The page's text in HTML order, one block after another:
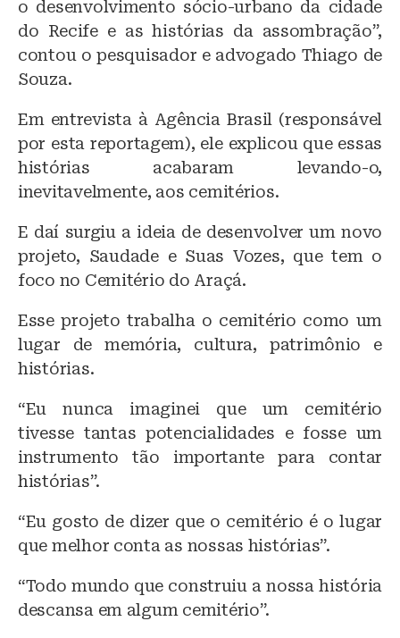
o desenvolvimento sócio-urbano da cidade
do Recife e as histórias da assombração”,
contou o pesquisador e advogado Thiago de
Souza.
Em entrevista à Agência Brasil (responsável
por esta reportagem), ele explicou que essas
histórias acabaram levando-o,
inevitavelmente, aos cemitérios.
E daí surgiu a ideia de desenvolver um novo
projeto, Saudade e Suas Vozes, que tem o
foco no Cemitério do Araçá.
Esse projeto trabalha o cemitério como um
lugar de memória, cultura, patrimônio e
histórias.
“Eu nunca imaginei que um cemitério
tivesse tantas potencialidades e fosse um
instrumento tão importante para contar
histórias”.
“Eu gosto de dizer que o cemitério é o lugar
que melhor conta as nossas histórias”.
“Todo mundo que construiu a nossa história
descansa em algum cemitério”.